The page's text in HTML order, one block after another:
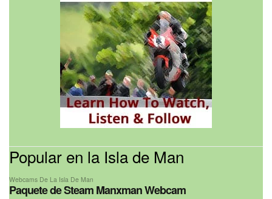
Popular en la Isla de Man
Webcams De La Isla De Man
Paquete de Steam Manxman Webcam